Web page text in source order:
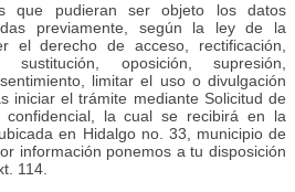
que pudieran ser objeto los datos
previamente, según la ley de la
el derecho de acceso, rectificación,
sustitución, oposición, supresión,
limitar el uso o divulgación
iniciar el trámite mediante Solicitud de
confidencial, la cual se recibirá en la
en Hidalgo no. 33, municipio de
información ponemos a tu disposición
114.